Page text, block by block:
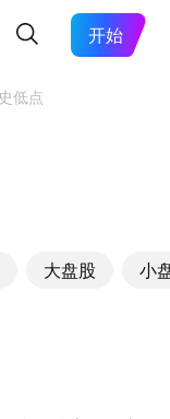
开始
低点
大盘股 小